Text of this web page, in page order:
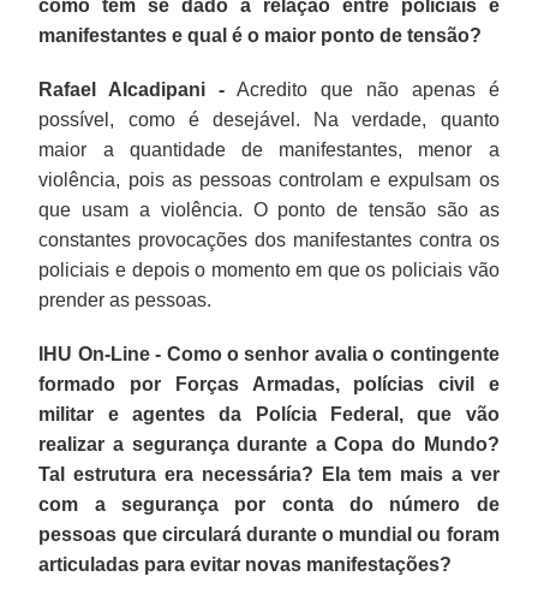
como tem se dado a relação entre policiais e
manifestantes e qual é o maior ponto de tensão?
Rafael Alcadipani - Acredito que não apenas é
possível, como é desejável. Na verdade, quanto
maior a quantidade de manifestantes, menor a
violência, pois as pessoas controlam e expulsam os
que usam a violência. O ponto de tensão são as
constantes provocações dos manifestantes contra os
policiais e depois o momento em que os policiais vão
prender as pessoas.
IHU On-Line - Como o senhor avalia o contingente
formado por Forças Armadas, polícias civil e
militar e agentes da Polícia Federal, que vão
realizar a segurança durante a Copa do Mundo?
Tal estrutura era necessária? Ela tem mais a ver
com a segurança por conta do número de
pessoas que circulará durante o mundial ou foram
articuladas para evitar novas manifestações?